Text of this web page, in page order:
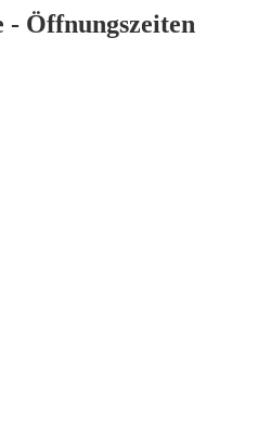
- Öffnungszeiten